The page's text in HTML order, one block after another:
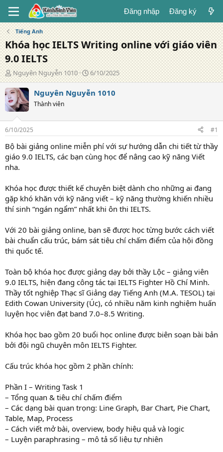
Đăng nhập Đăng ký
Tiếng Anh
Khóa học IELTS Writing online với giáo viên
9.0 IELTS
T
á
c
g
i
ả
Nguyên Nguyễn 1010
N
g
à
g
6/10/2025
Nguyên Nguyễn 1010
Thành viên
6/10/2025 #1
Bộ bài giảng online miễn phí với sự hướng dẫn chi tiết từ thầy
giáo 9.0 IELTS, các bạn cùng học để nâng cao kỹ năng Viết
nha.
Khóa học được thiết kế chuyên biệt dành cho những ai đang
gặp khó khăn với kỹ năng viết – kỹ năng thường khiến nhiều
thí sinh “ngán ngẩm” nhất khi ôn thi IELTS.
Với 20 bài giảng online, bạn sẽ được học từng bước cách viết
bài chuẩn cấu trúc, bám sát tiêu chí chấm điểm của hội đồng
thi quốc tế.
Toàn bộ khóa học được giảng dạy bởi thầy Lộc – giảng viên
9.0 IELTS, hiện đang công tác tại IELTS Fighter Hồ Chí Minh.
Thầy tốt nghiệp Thạc sĩ Giảng dạy Tiếng Anh (M.A. TESOL) tại
Edith Cowan University (Úc), có nhiều năm kinh nghiệm huấn
luyện học viên đạt band 7.0–8.5 Writing.
Khóa học bao gồm 20 buổi học online được biên soạn bài bản
bởi đội ngũ chuyên môn IELTS Fighter.
Cấu trúc khóa học gồm 2 phần chính:
Phần I – Writing Task 1
– Tổng quan & tiêu chí chấm điểm
– Các dạng bài quan trọng: Line Graph, Bar Chart, Pie Chart,
Table, Map, Process
– Cách viết mở bài, overview, body hiệu quả và logic
– Luyện paraphrasing – mô tả số liệu tự nhiên